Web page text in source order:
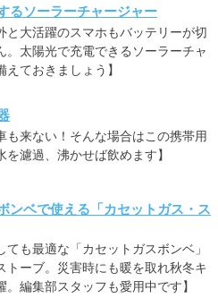
るソーラーチャージャー
と大活躍のスマホもバッテリーが切
。太陽光で充電できるソーラーチャ
ておきましょう】
も来ない！そんな場合はこの携帯用
濾過、沸かせば飲めます】
ンベで使える「カセットガス・ス
ても最適な「カセットガスボンベ」
トーブ。災害時にも暖を取れ秋冬キ
。編集部スタッフも愛用中です】